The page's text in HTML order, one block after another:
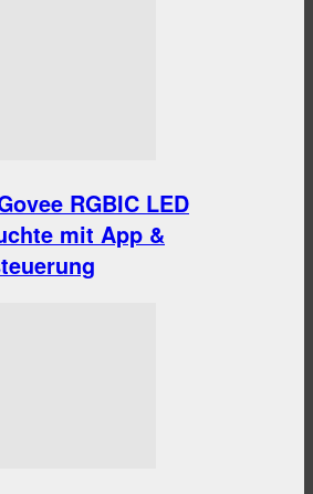
RGBIC LED
mit App &